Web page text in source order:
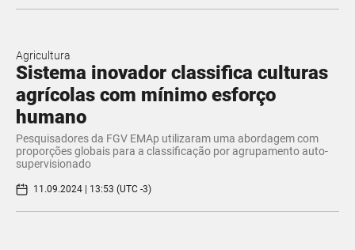
Agricultura
Sistema inovador classifica culturas
agrícolas com mínimo esforço
humano
Pesquisadores da FGV EMAp utilizaram uma abordagem com
proporções globais para a classificação por agrupamento auto-
supervisionado
11.09.2024 | 13:53 (UTC -3)